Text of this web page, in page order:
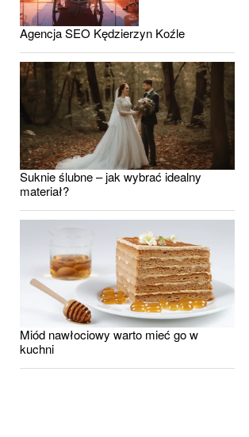
Agencja SEO Kędzierzyn Koźle
Suknie ślubne – jak wybrać idealny
materiał?
Miód nawłociowy warto mieć go w
kuchni